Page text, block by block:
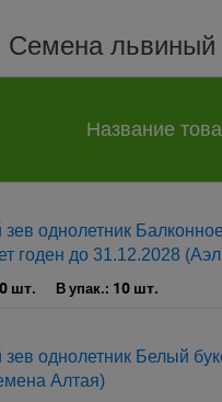
Семена львиный
Название
однолетник
годен до 31.12.2028
шт. В упак.: 10 шт.
однолетник Белый
Алтая)